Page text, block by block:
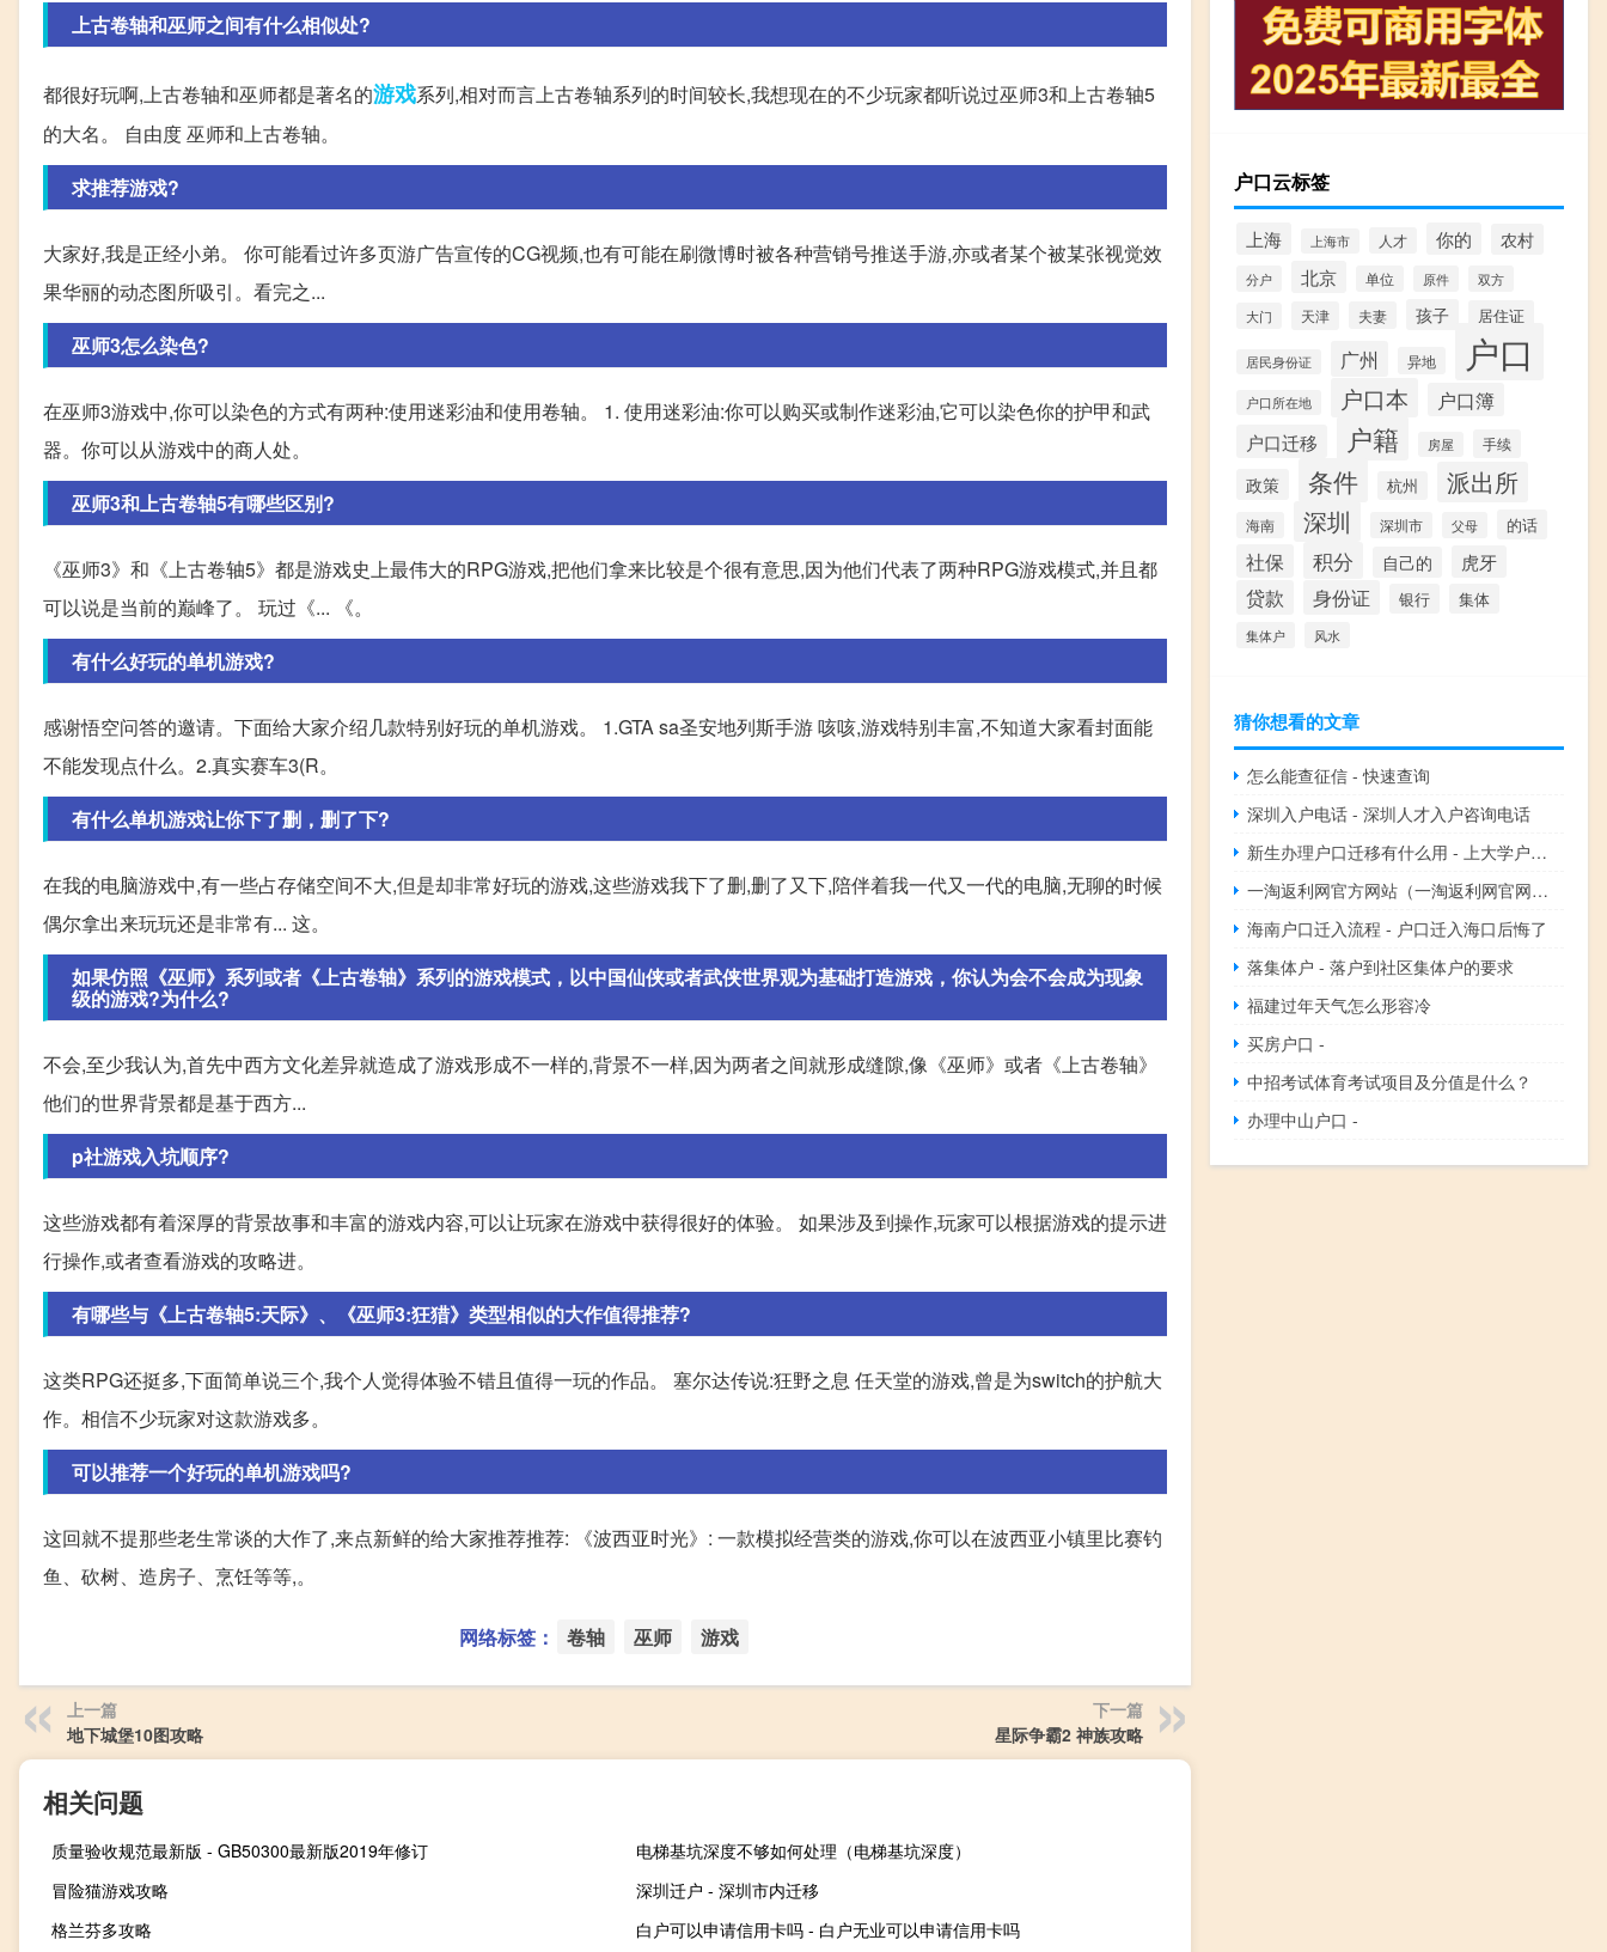
上古卷轴和巫师之间有什么相似处?
都很好玩啊,上古卷轴和巫师都是著名的游戏系列,相对而言上古卷轴系列的时间较长,我想现在的不少玩家都听说过巫师3和上古卷轴5
的大名。 自由度 巫师和上古卷轴。
求推荐游戏?
大家好,我是正经小弟。 你可能看过许多页游广告宣传的CG视频,也有可能在刷微博时被各种营销号推送手游,亦或者某个被某张视觉效
果华丽的动态图所吸引。看完之...
巫师3怎么染色?
在巫师3游戏中,你可以染色的方式有两种:使用迷彩油和使用卷轴。 1. 使用迷彩油:你可以购买或制作迷彩油,它可以染色你的护甲和武
器。你可以从游戏中的商人处。
巫师3和上古卷轴5有哪些区别?
《巫师3》和《上古卷轴5》都是游戏史上最伟大的RPG游戏,把他们拿来比较是个很有意思,因为他们代表了两种RPG游戏模式,并且都
可以说是当前的巅峰了。 玩过《... 《。
有什么好玩的单机游戏?
感谢悟空问答的邀请。下面给大家介绍几款特别好玩的单机游戏。 1.GTA sa圣安地列斯手游 咳咳,游戏特别丰富,不知道大家看封面能
不能发现点什么。2.真实赛车3(R。
有什么单机游戏让你下了删，删了下?
在我的电脑游戏中,有一些占存储空间不大,但是却非常好玩的游戏,这些游戏我下了删,删了又下,陪伴着我一代又一代的电脑,无聊的时候
偶尔拿出来玩玩还是非常有... 这。
如果仿照《巫师》系列或者《上古卷轴》系列的游戏模式，以中国仙侠或者武侠世界观为基础打造游戏，你认为会不会成为现象
级的游戏?为什么?
不会,至少我认为,首先中西方文化差异就造成了游戏形成不一样的,背景不一样,因为两者之间就形成缝隙,像《巫师》或者《上古卷轴》
他们的世界背景都是基于西方...
p社游戏入坑顺序?
这些游戏都有着深厚的背景故事和丰富的游戏内容,可以让玩家在游戏中获得很好的体验。 如果涉及到操作,玩家可以根据游戏的提示进
行操作,或者查看游戏的攻略进。
有哪些与《上古卷轴5:天际》、《巫师3:狂猎》类型相似的大作值得推荐?
这类RPG还挺多,下面简单说三个,我个人觉得体验不错且值得一玩的作品。 塞尔达传说:狂野之息 任天堂的游戏,曾是为switch的护航大
作。相信不少玩家对这款游戏多。
可以推荐一个好玩的单机游戏吗?
这回就不提那些老生常谈的大作了,来点新鲜的给大家推荐推荐: 《波西亚时光》: 一款模拟经营类的游戏,你可以在波西亚小镇里比赛钓
鱼、砍树、造房子、烹饪等等,。
网络标签： 卷轴 巫师 游戏
上一篇
地下城堡10图攻略
下一篇
星际争霸2 神族攻略
相关问题
质量验收规范最新版 - GB50300最新版2019年修订
电梯基坑深度不够如何处理（电梯基坑深度）
冒险猫游戏攻略
深圳迁户 - 深圳市内迁移
格兰芬多攻略
白户可以申请信用卡吗 - 白户无业可以申请信用卡吗
户口云标签
上海 上海市 人才 你的 农村
分户 北京 单位 原件
双方
大门
天津 夫妻 孩子 居住证
居民身份证 广州 异地 户口
户口所在地 户口本
户口簿
户口迁移
户籍 房屋 手续
政策 条件 杭州 派出所
海南 深圳 深圳市 父母 的话
社保 积分 自己的 虎牙
贷款 身份证 银行 集体
集体户 风水
猜你想看的文章
怎么能查征信 - 快速查询
深圳入户电话 - 深圳人才入户咨询电话
新生办理户口迁移有什么用 - 上大学户口迁移有必要吗
一淘返利网官方网站（一淘返利网官网首页）
海南户口迁入流程 - 户口迁入海口后悔了
落集体户 - 落户到社区集体户的要求
福建过年天气怎么形容冷
买房户口 -
中招考试体育考试项目及分值是什么？
办理中山户口 -